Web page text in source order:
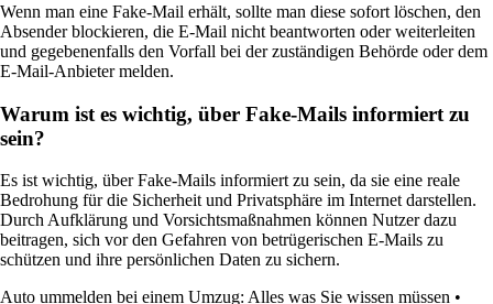
Wenn man eine Fake-Mail erhält, sollte man diese sofort löschen, den
Absender blockieren, die E-Mail nicht beantworten oder weiterleiten
und gegebenenfalls den Vorfall bei der zuständigen Behörde oder dem
E-Mail-Anbieter melden.
Warum ist es wichtig, über Fake-Mails informiert zu
sein?
Es ist wichtig, über Fake-Mails informiert zu sein, da sie eine reale
Bedrohung für die Sicherheit und Privatsphäre im Internet darstellen.
Durch Aufklärung und Vorsichtsmaßnahmen können Nutzer dazu
beitragen, sich vor den Gefahren von betrügerischen E-Mails zu
schützen und ihre persönlichen Daten zu sichern.
Auto ummelden bei einem Umzug: Alles was Sie wissen müssen •